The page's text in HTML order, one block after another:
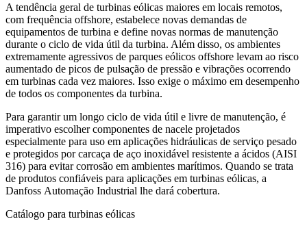
A tendência geral de turbinas eólicas maiores em locais remotos,
com frequência offshore, estabelece novas demandas de
equipamentos de turbina e define novas normas de manutenção
durante o ciclo de vida útil da turbina. Além disso, os ambientes
extremamente agressivos de parques eólicos offshore levam ao risco
aumentado de picos de pulsação de pressão e vibrações ocorrendo
em turbinas cada vez maiores. Isso exige o máximo em desempenho
de todos os componentes da turbina.
Para garantir um longo ciclo de vida útil e livre de manutenção, é
imperativo escolher componentes de nacele projetados
especialmente para uso em aplicações hidráulicas de serviço pesado
e protegidos por carcaça de aço inoxidável resistente a ácidos (AISI
316) para evitar corrosão em ambientes marítimos. Quando se trata
de produtos confiáveis para aplicações em turbinas eólicas, a
Danfoss Automação Industrial lhe dará cobertura.
Catálogo para turbinas eólicas